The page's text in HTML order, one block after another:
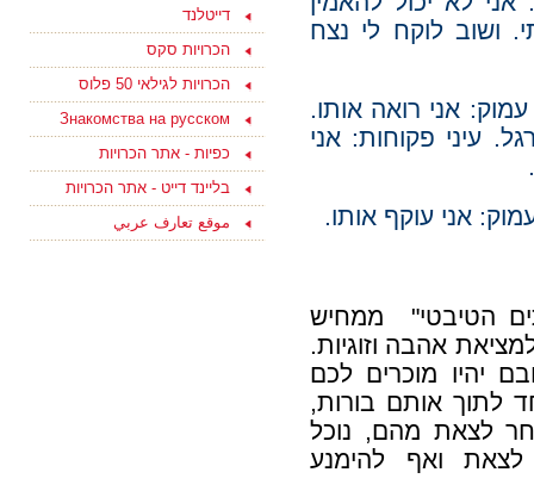
ושוב לוקח לי נצח
אני רואה אותו.
עיני פקוחות: אני
אני עוקף אותו.
הטיבטי" ממחיש
אהבה וזוגיות.
יהיו מוכרים לכם
לתוך אותם בורות,
לצאת מהם, נוכל
ואף להימנע
15/09/2023
בואו למצוא אהבה ולהנות
בסוף שבוע בים המלח
לפנויים ופנויות - לפרטים
נוספים ליחצו כאן
15/08/2021
ליחצו כאן והצטרפו
דייטלנד
הכרויות סקס
הכרויות לגילאי 50 פלוס
Знакомства на русском
כפיות - אתר הכרויות
בליינד דייט - אתר הכרויות
موقع تعارف عربي